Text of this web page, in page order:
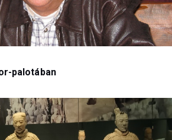
palotában